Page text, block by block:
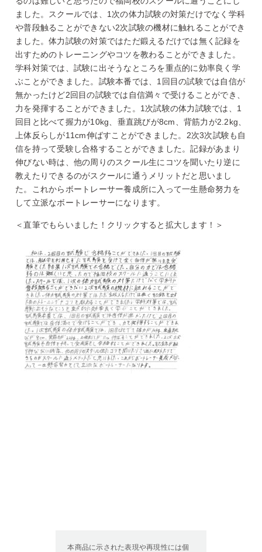
ました。スクールでは、1次の体力試験の対策だけでなく学科
や普段触ることができない2次試験の機材に触れることができ
ました。体力試験の対策ではただ鍛えるだけでは無く記録を
出すためのトレーニングやコツを教わることができました。
学科対策では、試験に出そうなところを重点的に効率良く学
ぶことができました。試験本番では、1回目の試験では自信が
無かったけど2回目の試験では自信満々で受けることができ、
力を発揮することができました。1次試験の体力試験では、1
回目と比べて握力が10kg、垂直跳びが8cm、背筋力が2.2kg、
上体反らしが11cm伸ばすことができました。2次3次試験も自
信を持って受験し合格することができました。記録があまり
伸びない時は、他の周りのスクール生にコツを聞いたり逆に
教えたりできるのがスクールに通うメリットだと思いまし
た。これからボートレーサー養成所に入って一生懸命努力を
して立派なボートレーサーになります。
＜直筆でもらいました！クリックすると拡大します！＞
本商品に示された表現や再現性には個